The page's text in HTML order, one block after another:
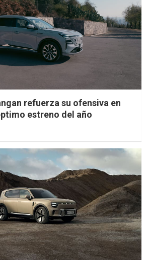
refuerza su ofensiva en
estreno del año